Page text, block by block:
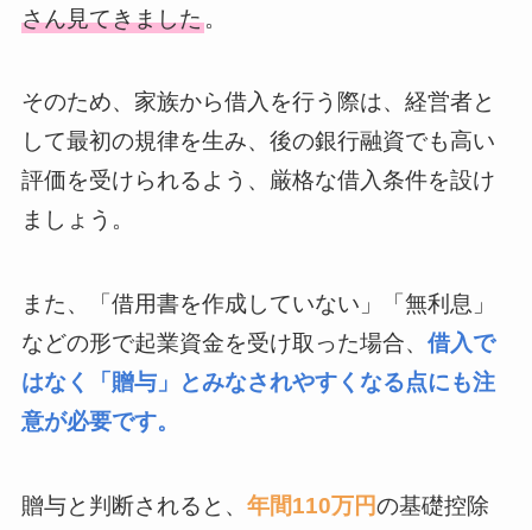
さん見てきました。
そのため、家族から借入を行う際は、経営者と
して最初の規律を生み、後の銀行融資でも高い
評価を受けられるよう、厳格な借入条件を設け
ましょう。
また、「借用書を作成していない」「無利息」
などの形で起業資金を受け取った場合、 借入で
はなく「贈与」とみなされやすくなる点にも注
意が必要です。
贈与と判断されると、 年間110万円の基礎控除